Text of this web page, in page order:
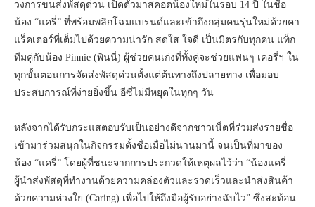
วงการขนส่งพัสดุด่วน เปิดตัวมาสคอตน้องใหม่ในรอบ 14 ปี ในชื่อ
น้อง “แครี่” ที่พร้อมพลิกโฉมแบรนด์และเข้าถึงกลุ่มคนรุ่นใหม่ด้วยคา
แร็คเตอร์ที่เต็มไปด้วยความน่ารัก สดใส ใจดี เป็นมิตรกับทุกคน แท็ก
ทีมคู่กับน้อง Pinnie (พินนี่) ผู้ช่วยคนเก่งที่ทั้งคู่จะช่วยแฟนๆ เคอรี่ฯ ใน
ทุกขั้นตอนการจัดส่งพัสดุด่วนตั้งแต่ต้นทางถึงปลายทาง เพื่อมอบ
ประสบการณ์ที่ง่ายยิ่งขึ้น อีซี่ไม่มีหยุดในทุกๆ วัน
หลังจากได้รับกระแสตอบรับเป็นอย่างดีจากชาวเน็ตที่ร่วมส่งรายชื่อ
เข้ามาร่วมสนุกในกิจกรรมตั้งชื่อเมื่อไม่นานมานี้ จนเป็นที่มาของ
น้อง “แครี่” โดยผู้ที่ชนะจากการประกวดให้เหตุผลไว้ว่า “น้องแครี่
ผู้นำส่งพัสดุที่ทำงานด้วยความคล่องตัวและรวดเร็วและนำส่งสินค้า
ด้วยความห่วงใย (Caring) เพื่อไปให้ถึงมือผู้รับอย่างฉับไว” ซึ่งสะท้อน